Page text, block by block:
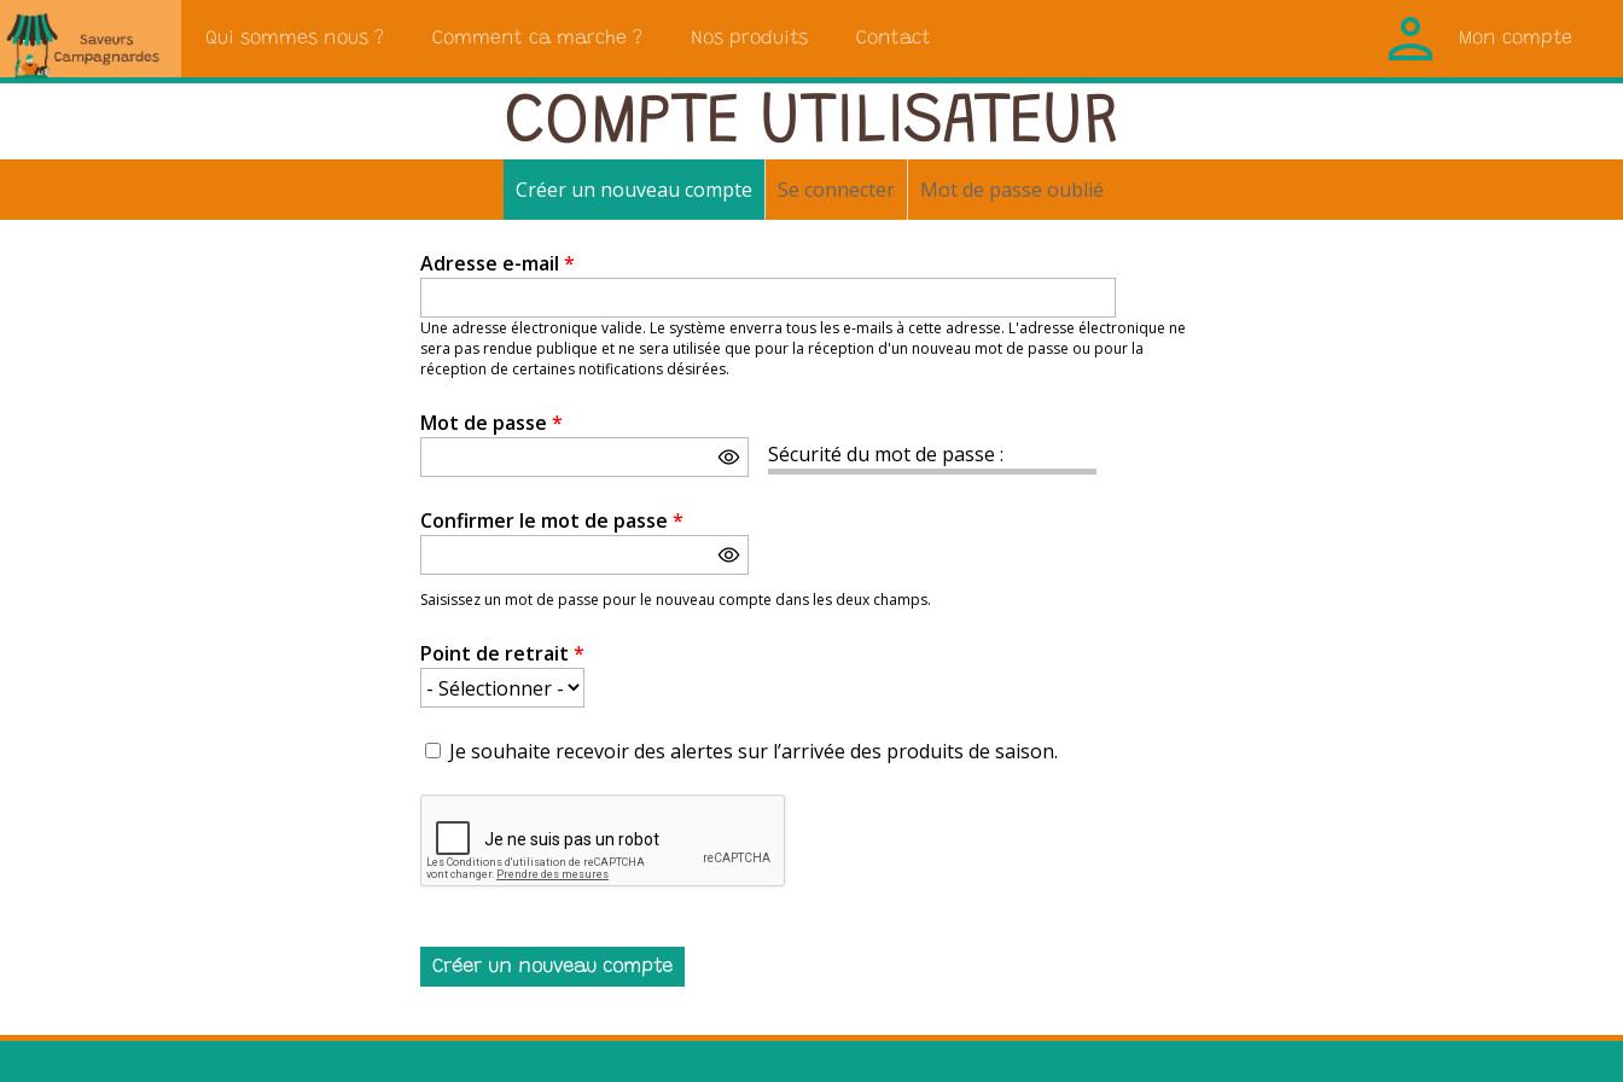
Campagnardes
Qui sommes nous ? Comment ca marche ? Nos produits Contact Mon compte
COMPTE UTILISATEUR
Onglets
Créer un nouveau compte (onglet actif)
Se connecter Mot de passe oublié
Adresse e-mail *
Une adresse électronique valide. Le système enverra tous les e-mails à cette adresse. L'adresse électronique ne
sera pas rendue publique et ne sera utilisée que pour la réception d'un nouveau mot de passe ou pour la
réception de certaines notifications désirées.
Mot de passe *
Sécurité du mot de passe :
Confirmer le mot de passe *
Saisissez un mot de passe pour le nouveau compte dans les deux champs.
Point de retrait *
Je souhaite recevoir des alertes sur l’arrivée des produits de saison.